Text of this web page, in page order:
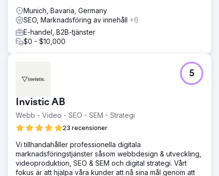
Munich, Bavaria, Germany
SEO, Marknadsföring av innehåll +6
E-handel, B2B-tjänster
$0 - $10,000
Invistic AB
Webb - Video - SEO - SEM - Strategi
23 recensioner
5
Vi tillhandahåller professionella digitala
marknadsföringstjänster såsom webbdesign & utveckling,
videoproduktion, SEO & SEM och digital strategi. Vårt
fokus är att hjälpa våra kunder att nå sina mål genom att